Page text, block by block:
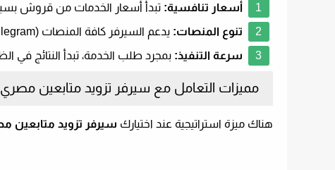
أسعار تنافسية: تبدأ أسعار الخدمات من قروش
تنوع المنصات: يدعم السيرفر كافة المنصات (
سرعة التنفيذ: بمجرد طلب الخدمة، تبدأ النتائج
​مميزات التعامل مع سيرفر تزويد متابعين مصري
​هناك ميزة استراتيجية عند اختيارك سيرفر تزويد متابعين